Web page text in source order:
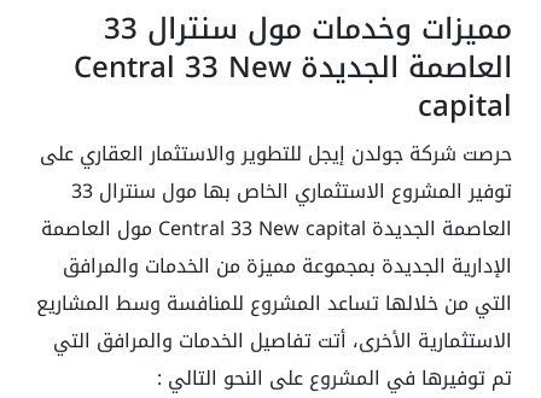
مميزات وخدمات مول سنترال 33
العاصمة الجديدة Central 33 New
capital
حرصت شركة جولدن إيجل للتطوير والاستثمار العقاري على
توفير المشروع الاستثماري الخاص بها مول سنترال 33
العاصمة الجديدة Central 33 New capital مول العاصمة
الإدارية الجديدة بمجموعة مميزة من الخدمات والمرافق
التي من خلالها تساعد المشروع للمنافسة وسط المشاريع
الاستثمارية الأخرى، أتت تفاصيل الخدمات والمرافق التي
تم توفيرها في المشروع على النحو التالي :